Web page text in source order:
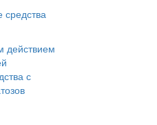
средства
действием
с